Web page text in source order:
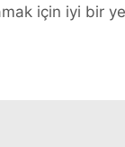
için iyi bir